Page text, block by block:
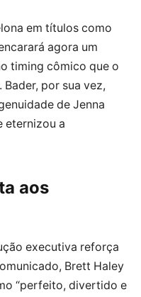
em títulos como
agora um
timing cômico que o
por sua vez,
de Jenna
eternizou a
aos
executiva reforça
Brett Haley
“perfeito, divertido e